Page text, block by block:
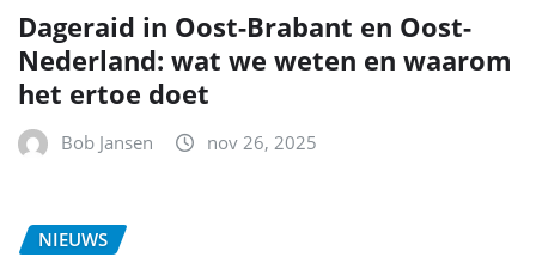
Dageraid in Oost-Brabant en Oost-
Nederland: wat we weten en waarom
het ertoe doet
Bob Jansen nov 26, 2025
NIEUWS